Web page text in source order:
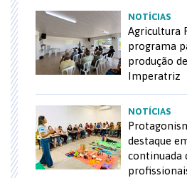
NOTÍCIAS
Agricultura
programa
produção
Imperatriz
NOTÍCIAS
destaque
continuada